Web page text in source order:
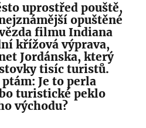
uprostřed pouště,
opuštěné
filmu Indiana
křížová výprava,
Jordánska, který
tisíc turistů.
ptám: Je to perla
turistické peklo
východu?